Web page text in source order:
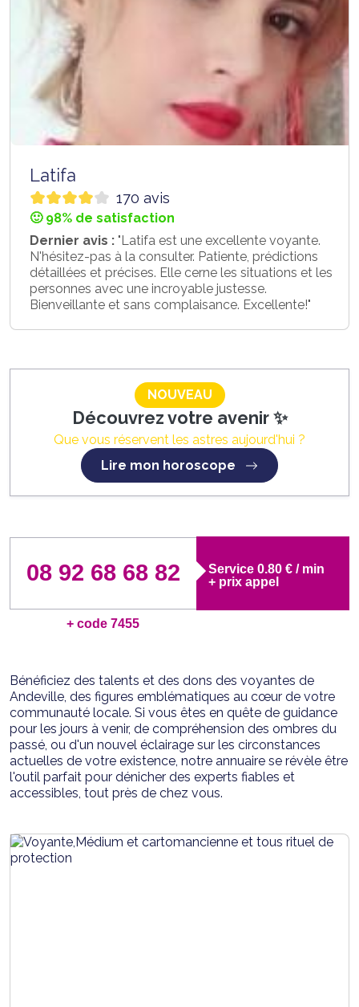
Latifa
170 avis
🙂 98% de satisfaction
Dernier avis : "Latifa est une excellente voyante.
N'hésitez-pas à la consulter. Patiente, prédictions
détaillées et précises. Elle cerne les situations et les
personnes avec une incroyable justesse.
Bienveillante et sans complaisance. Excellente!"
NOUVEAU
Découvrez votre avenir ✨
Que vous réservent les astres aujourd'hui ?
Lire mon horoscope
08 92 68 68 82
+ code 7455
Service 0.80 € / min
+ prix appel
Bénéficiez des talents et des dons des voyantes de
Andeville, des figures emblématiques au cœur de votre
communauté locale. Si vous êtes en quête de guidance
pour les jours à venir, de compréhension des ombres du
passé, ou d'un nouvel éclairage sur les circonstances
actuelles de votre existence, notre annuaire se révèle être
l'outil parfait pour dénicher des experts fiables et
accessibles, tout près de chez vous.